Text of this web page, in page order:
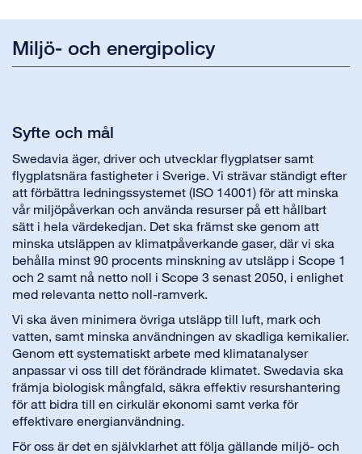
Miljö- och energipolicy
Syfte och mål
Swedavia äger, driver och utvecklar flygplatser samt
flygplatsnära fastigheter i Sverige. Vi strävar ständigt efter
att förbättra ledningssystemet (ISO 14001) för att minska
vår miljöpåverkan och använda resurser på ett hållbart
sätt i hela värdekedjan. Det ska främst ske genom att
minska utsläppen av klimatpåverkande gaser, där vi ska
behålla minst 90 procents minskning av utsläpp i Scope 1
och 2 samt nå netto noll i Scope 3 senast 2050, i enlighet
med relevanta netto noll-ramverk.
Vi ska även minimera övriga utsläpp till luft, mark och
vatten, samt minska användningen av skadliga kemikalier.
Genom ett systematiskt arbete med klimatanalyser
anpassar vi oss till det förändrade klimatet. Swedavia ska
främja biologisk mångfald, säkra effektiv resurshantering
för att bidra till en cirkulär ekonomi samt verka för
effektivare energianvändning.
För oss är det en självklarhet att följa gällande miljö- och